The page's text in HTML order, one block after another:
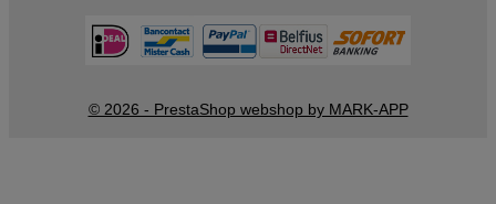
© 2026 - PrestaShop webshop by MARK-APP